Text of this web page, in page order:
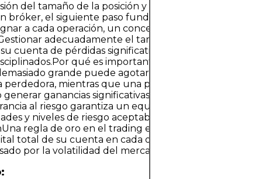
del tamaño de la posición y el control del
bróker, el siguiente paso fundamental es determinar
a cada operación, un concepto conocido como
adecuadamente el tamaño de la operación
cuenta de pérdidas significativas y desarrolla hábitos
qué es importante el tamaño de la
grande puede agotar rápidamente su
perdedora, mientras que una posición demasiado
ganancias significativas. Un tamaño
al riesgo garantiza un equilibrio entre las posibles
y niveles de riesgo aceptables.Fórmula de riesgo
regla de oro en el trading es: arriesgar solo entre el
total de su cuenta en cada operación. Esto ayuda a
por la volatilidad del mercado.